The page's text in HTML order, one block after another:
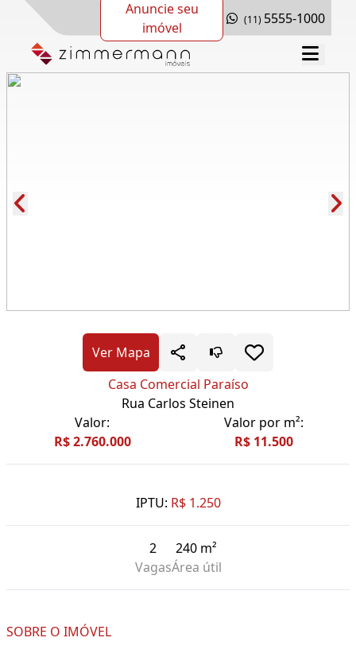
Anuncie seu
imóvel
(11) 5555-1000
Ver Mapa
Casa Comercial Paraíso
Rua Carlos Steinen
Valor:
R$ 2.760.000
Valor por m²:
R$ 11.500
IPTU: R$ 1.250
2
Vagas
240 m²
Área útil
SOBRE O IMÓVEL